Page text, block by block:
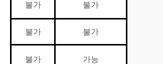
불가 불가
불가 불가
불가 가능